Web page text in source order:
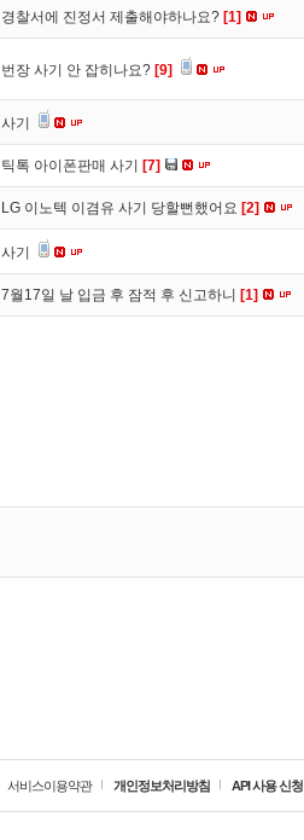
경찰서에 진정서 제출해야하나요? [1]
번장 사기 안 잡히나요? [9]
사기
틱톡 아이폰판매 사기 [7]
LG 이노텍 이겸유 사기 당할뻔했어요 [2]
사기
7월17일 날 입금 후 잠적 후 신고하니 [1]
서비스이용약관 개인정보처리방침 API 사용 신청